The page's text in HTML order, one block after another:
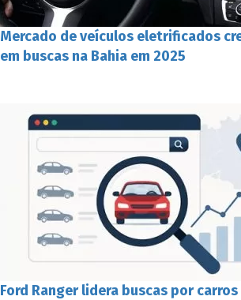
Mercado de veículos eletrificados
em buscas na Bahia em 2025
Ford Ranger lidera buscas por carros